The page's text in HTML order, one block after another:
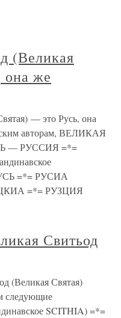
(Великая
она же
— это Русь, она
авторам, ВЕЛИКАЯ
— РУССИЯ =*=
=*= РУСИА
=*= РУЗЦИЯ
Свитьод
(Великая Святая)
следующие
SCITHIA) =*=